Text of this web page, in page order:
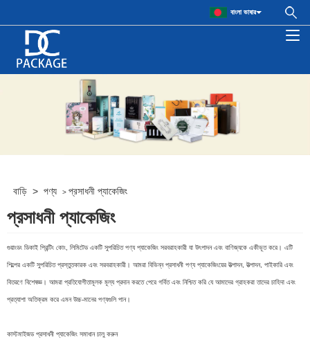
বাংলা ভাষার
বাড়ি > পণ্য > প্রসাধনী প্যাকেজিং
প্রসাধনী প্যাকেজিং
গুয়াংডং ডিকাই প্রিন্টিং কোং, লিমিটেড একটি সুপরিচিত পণ্য প্যাকেজিং সরবরাহকারী যা উৎপাদন এবং বাণিজ্যকে একীভূত করে। এটি
শিল্পের একটি সুপরিচিত প্রস্তুতকারক এবং সরবরাহকারী। আমরা বিভিন্ন প্রসাধনী পণ্য প্যাকেজিংয়ের উত্পাদন, উত্পাদন, পাইকারি এবং
বিতরণে বিশেষজ্ঞ। আমরা প্রতিযোগীতামূলক মূল্য প্রদান করতে পেরে গর্বিত এবং নিশ্চিত করি যে আমাদের গ্রাহকরা তাদের চাহিদা এবং
প্রত্যাশা অতিক্রম করে এমন উচ্চ-মানের পণ্যগুলি পান।
কাস্টমাইজড প্রসাধনী প্যাকেজিং সমাধান চালু করুন